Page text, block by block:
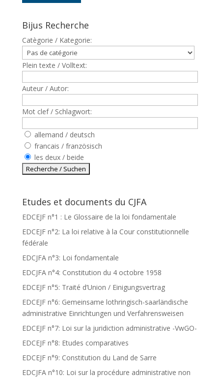
Bijus Recherche
Catègorie / Kategorie:
Plein texte / Volltext:
Auteur / Autor:
Mot clef / Schlagwort:
allemand / deutsch
francais / französisch
les deux / beide
Etudes et documents du CJFA
EDCEJF n°1 : Le Glossaire de la loi fondamentale
EDCEJF n°2: La loi relative à la Cour constitutionnelle
fédérale
EDCJFA n°3: Loi fondamentale
EDCJFA n°4: Constitution du 4 octobre 1958
EDCEJF n°5: Traité d’Union / Einigungsvertrag
EDCEJF n°6: Gemeinsame lothringisch-saarländische
administrative Einrichtungen und Verfahrensweisen
EDCEJF n°7: Loi sur la juridiction administrative -VwGO-
EDCEJF n°8: Etudes comparatives
EDCEJF n°9: Constitution du Land de Sarre
EDCJFA n°10: Loi sur la procédure administrative non